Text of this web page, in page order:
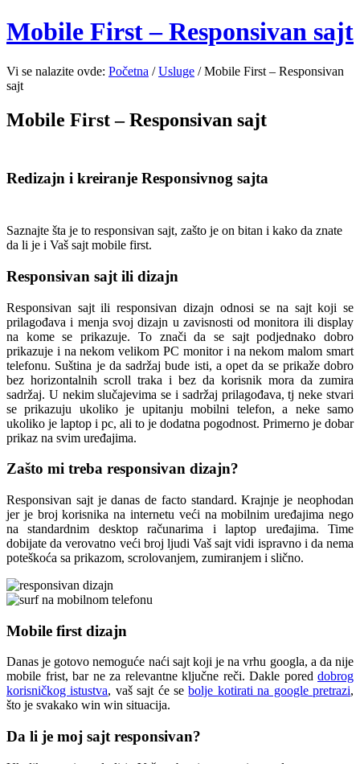
Mobile First – Responsivan sajt
Vi se nalazite ovde: Početna / Usluge / Mobile First – Responsivan
sajt
Mobile First – Responsivan sajt
Redizajn i kreiranje Responsivnog sajta
Saznajte šta je to responsivan sajt, zašto je on bitan i kako da znate
da li je i Vaš sajt mobile first.
Responsivan sajt ili dizajn
Responsivan sajt ili responsivan dizajn odnosi se na sajt koji se
prilagođava i menja svoj dizajn u zavisnosti od monitora ili display
na kome se prikazuje. To znači da se sajt podjednako dobro
prikazuje i na nekom velikom PC monitor i na nekom malom smart
telefonu. Suština je da sadržaj bude isti, a opet da se prikaže dobro
bez horizontalnih scroll traka i bez da korisnik mora da zumira
sadržaj. U nekim slučajevima se i sadržaj prilagođava, tj neke stvari
se prikazuju ukoliko je upitanju mobilni telefon, a neke samo
ukoliko je laptop i pc, ali to je dodatna pogodnost. Primerno je dobar
prikaz na svim uređajima.
Zašto mi treba responsivan dizajn?
Responsivan sajt je danas de facto standard. Krajnje je neophodan
jer je broj korisnika na internetu veći na mobilnim uređajima nego
na standardnim desktop računarima i laptop uređajima. Time
dobijate da verovatno veći broj ljudi Vaš sajt vidi ispravno i da nema
poteškoća sa prikazom, scrolovanjem, zumiranjem i slično.
Mobile first dizajn
Danas je gotovo nemoguće naći sajt koji je na vrhu googla, a da nije
mobile frist, bar ne za relevantne ključne reči. Dakle pored dobrog
korisničkog istustva, vaš sajt će sebolje kotirati na google pretrazi,
što je svakako win win situacija.
Da li je moj sajt responsivan?